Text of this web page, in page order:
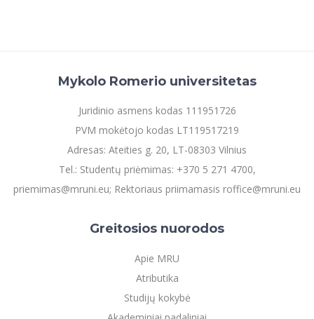
Mykolo Romerio universitetas
Juridinio asmens kodas 111951726
PVM mokėtojo kodas LT119517219
Adresas: Ateities g. 20, LT-08303 Vilnius
Tel.: Studentų priėmimas: +370 5 271 4700,
priemimas@mruni.eu; Rektoriaus priimamasis roffice@mruni.eu
Greitosios nuorodos
Apie MRU
Atributika
Studijų kokybė